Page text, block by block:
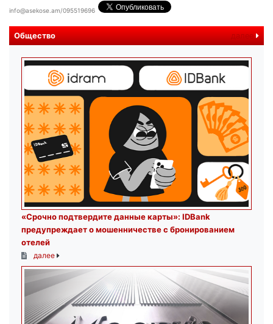
info@asekose.am/095519696
Общество далее
«Срочно подтвердите данные карты»: IDBank
предупреждает о мошенничестве с бронированием
отелей
далее